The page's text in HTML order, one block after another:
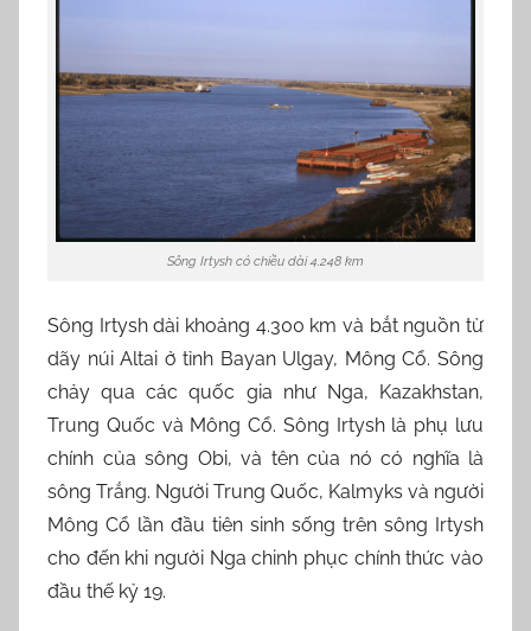
Sông Irtysh có chiều dài 4.248 km
Sông Irtysh dài khoảng 4.300 km và bắt nguồn từ
dãy núi Altai ở tỉnh Bayan Ulgay, Mông Cổ. Sông
chảy qua các quốc gia như Nga, Kazakhstan,
Trung Quốc và Mông Cổ. Sông Irtysh là phụ lưu
chính của sông Obi, và tên của nó có nghĩa là
sông Trắng. Người Trung Quốc, Kalmyks và người
Mông Cổ lần đầu tiên sinh sống trên sông Irtysh
cho đến khi người Nga chinh phục chính thức vào
đầu thế kỷ 19.